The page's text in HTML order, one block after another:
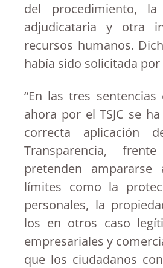
del procedimiento,
adjudicataria y otra
recursos humanos.
había sido solicitada por
“En las tres
ahora por el TSJC se
correcta aplicación
Transparencia,
pretenden
límites como la
personales, la
los en otros caso
empresariales y
que los ciudadanos